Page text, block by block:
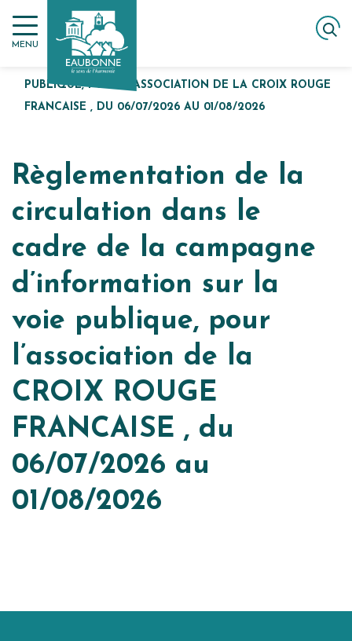
au
contenu
MENU
ACCUEIL
RÈGLEMENTATION DE LA CIRCULATION DANS LE
CADRE DE LA CAMPAGNE D’INFORMATION SUR LA VOIE
PUBLIQUE, POUR L’ASSOCIATION DE LA CROIX ROUGE
FRANCAISE , DU 06/07/2026 AU 01/08/2026
Règlementation de la
circulation dans le
cadre de la campagne
d’information sur la
voie publique, pour
l’association de la
CROIX ROUGE
FRANCAISE , du
06/07/2026 au
01/08/2026